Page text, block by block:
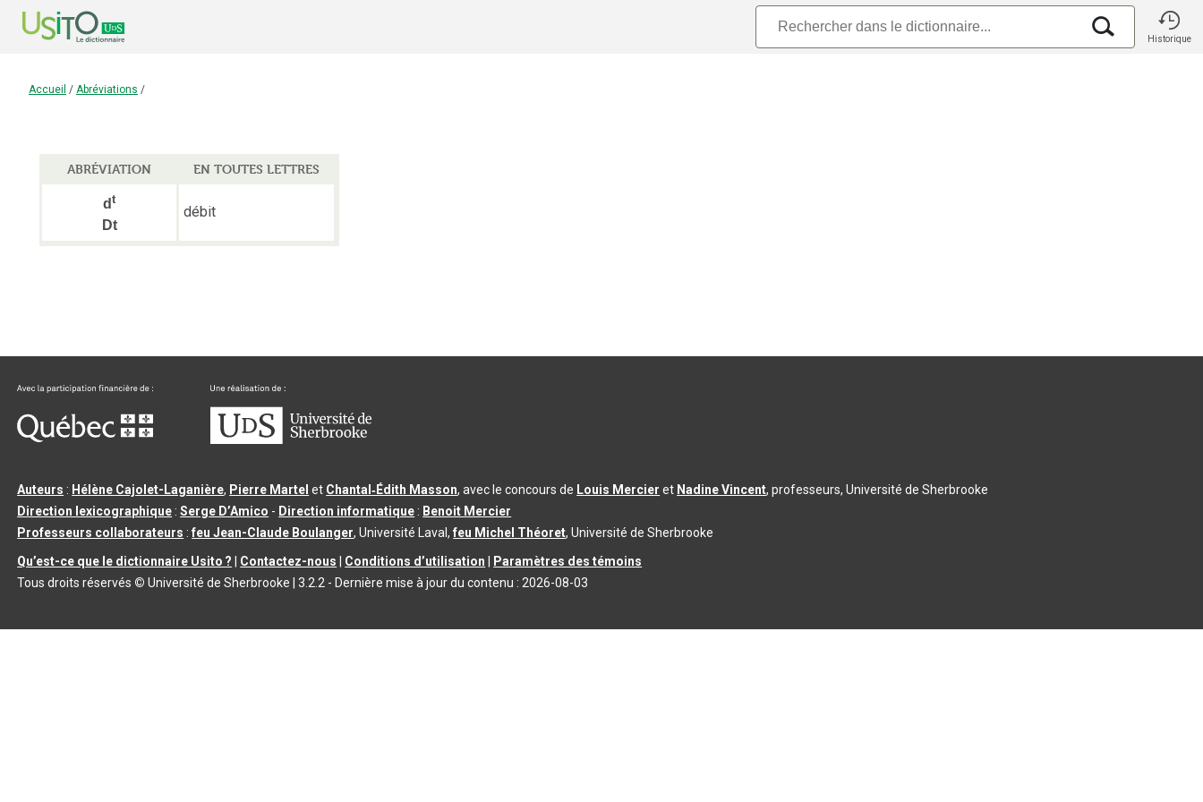
Historique
Accueil / Abréviations /
ABRÉVIATION EN TOUTES LETTRES
d t
Dt
débit
Auteurs : Hélène Cajolet-Laganière, Pierre Martel et Chantal‑Édith Masson, avec le concours de Louis Mercier et Nadine Vincent, professeurs, Université de Sherbrooke
Direction lexicographique :Serge D’Amico - Direction informatique : Benoit Mercier
Professeurs collaborateurs :feu Jean-Claude Boulanger, Université Laval,feu Michel Théoret, Université de Sherbrooke
Qu’est-ce que le dictionnaire Usito ?
Contactez-nous Conditions d’utilisation
Paramètres des témoins
Tous droits réservés © Université de Sherbrooke |3.2.2 - Dernière mise à jour du contenu : 2026-08-03